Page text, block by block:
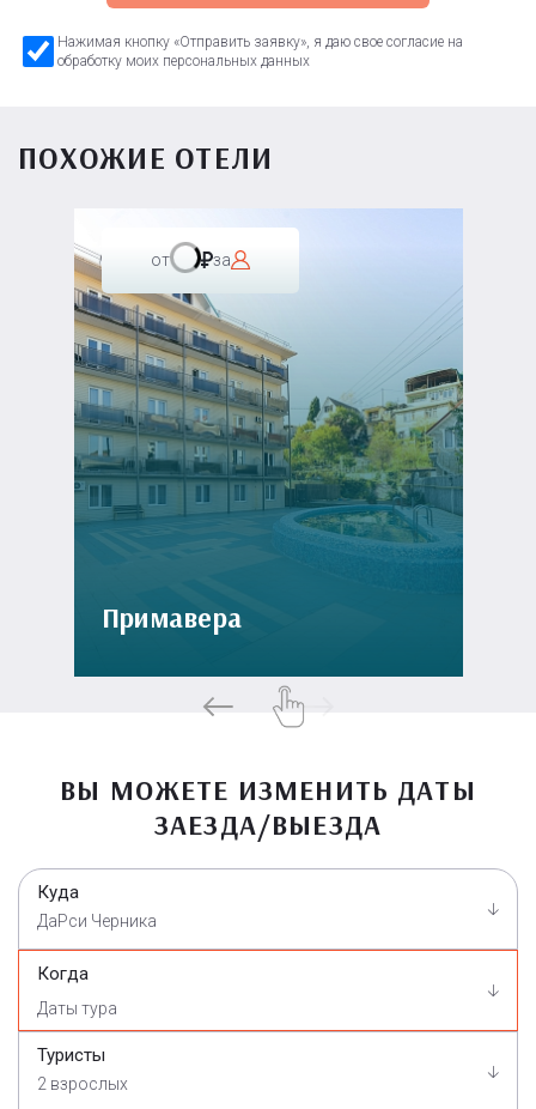
Нажимая кнопку «Отправить заявку», я даю свое согласие на
обработку моих персональных данных
ПОХОЖИЕ ОТЕЛИ
от за
Примавера
ВЫ МОЖЕТЕ ИЗМЕНИТЬ ДАТЫ
ЗАЕЗДА/ВЫЕЗДА
Куда
ДаРси Черника
Когда
Туристы
2 взрослых